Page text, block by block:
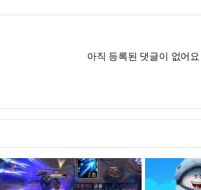
아직 등록된 댓글이 없어요